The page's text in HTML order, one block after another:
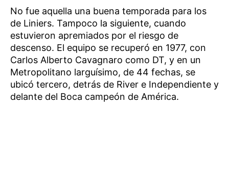
No fue aquella una buena temporada para los
de Liniers. Tampoco la siguiente, cuando
estuvieron apremiados por el riesgo de
descenso. El equipo se recuperó en 1977, con
Carlos Alberto Cavagnaro como DT, y en un
Metropolitano larguísimo, de 44 fechas, se
ubicó tercero, detrás de River e Independiente y
delante del Boca campeón de América.